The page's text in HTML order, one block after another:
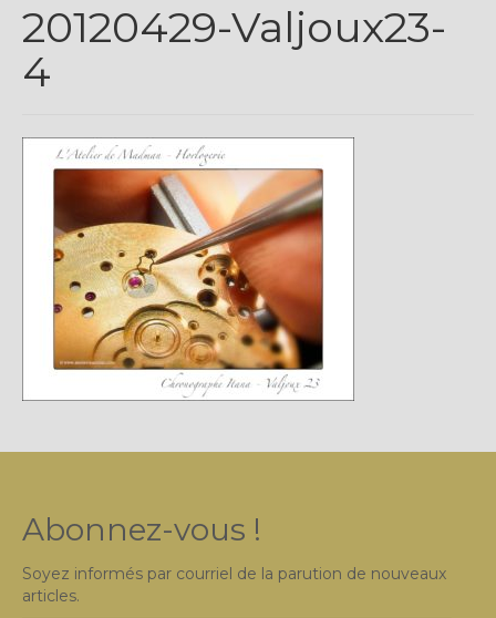
Contact
Plus…
Sur l’Établi 2011 – 2022
Marques Suisses du XXe siècle
Grands Horlogers
Abraham-Louis Breguet
Christian Gottfried Hahn
Dossiers constructeur
Exemple de tarifs manufacture
20120429-Valjoux23-
4
Abonnez-vous !
Soyez informés par courriel de la parution de nouveaux
articles.